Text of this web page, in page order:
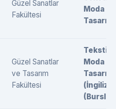
Güzel Sanatlar
Fakültesi
Moda
Tasarımı
Güzel Sanatlar
ve Tasarım
Fakültesi
Tekstil
Moda
Tasarımı
(Burslu)